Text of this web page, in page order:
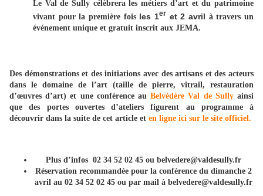
Le Val de Sully célèbrera les métiers d’art et du patrimoine
vivant pour la première fois les 1er et 2 avril à travers un
événement unique et gratuit inscrit aux JEMA.
Des démonstrations et des initiations avec des artisans et des acteurs
dans le domaine de l’art (taille de pierre, vitrail, restauration
d’œuvres d’art) et une conférence auBelvédère Val de Sullyainsi
que des portes ouvertes d’ateliers figurent au programme à
découvrir dans la suite de cet article et en ligne ici sur le site officiel.
Plus d’infos 02 34 52 02 45 ou belvedere@valdesully.fr
Réservation recommandée pour la conférence du dimanche 2
avril au 02 34 52 02 45 ou par mail à belvedere@valdesully.fr